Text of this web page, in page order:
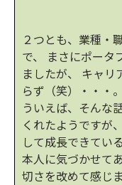
２つとも、業種・
で、 まさにポータ
ましたが、 キャリ
らず（笑）・・・
ういえば、そんな
くれたようですが
して成長できてい
本人に気づかせて
切さを改めて感じ